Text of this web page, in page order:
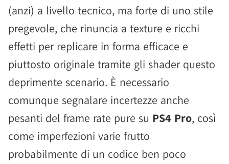
(anzi) a livello tecnico, ma forte di uno stile
pregevole, che rinuncia a texture e ricchi
effetti per replicare in forma efficace e
piuttosto originale tramite gli shader questo
deprimente scenario. È necessario
comunque segnalare incertezze anche
pesanti del frame rate pure su PS4 Pro, così
come imperfezioni varie frutto
probabilmente di un codice ben poco